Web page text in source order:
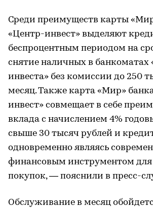
Среди преимуществ карты
«Центр-инвест» выделяют
беспроцентным периодом на
снятие наличных в банкоматах
инвеста» без комиссии до 250
месяц. Также карта «Мир»
инвест» совмещает в себе
вклада с начислением 4%
свыше 30 тысяч рублей и
одновременно являясь
финансовым инструментом
покупок, — пояснили в пресс-
Обслуживание в месяц